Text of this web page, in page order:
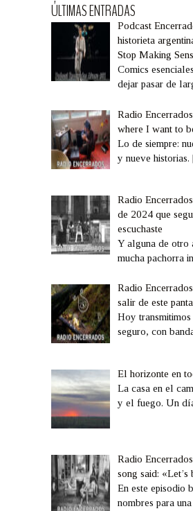
ÚLTIMAS ENTRADAS
Podcast
historieta
Stop Making
Comics
dejar pasar de
Radio
where I want to
Lo de siempre:
y nueve historias.
Radio
de 2024 que
escuchaste
Y alguna de otro
mucha pachorra
Radio
salir de este
Hoy
seguro, con
El horizonte en
La casa en el
y el fuego. Un
Radio
song said: «Let’s
En este episodio
nombres para